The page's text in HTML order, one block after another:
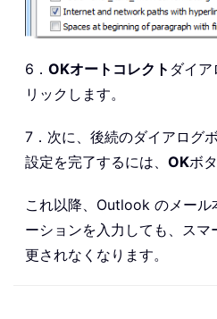
6． OKオートコレクト ダイ
リックします。
7．次に、後続のダイアログ
設定を完了するには、 OKボ
これ以降、Outlook のメール
ーションを入力しても、ス
更されなくなります。